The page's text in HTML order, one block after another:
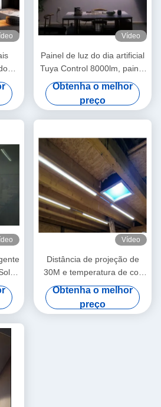
Vídeo
Painel de luz do dia artificial
Tuya Control 8000lm, painel
de luz de teto com LED de
Obtenha o melhor
preço
e
a
Vídeo
Distância de projeção de
30M e temperatura de cor
de 6500K Painel de luz solar
interna
Obtenha o melhor
preço